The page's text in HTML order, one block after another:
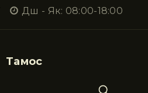
Дш - Як: 08:00-18:00
Тамос